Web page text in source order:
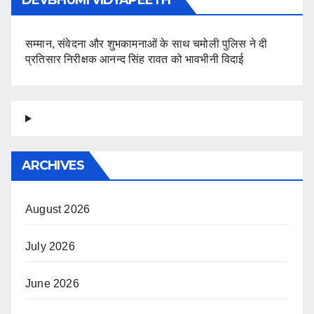
सम्मान, संवेदना और शुभकामनाओं के साथ चमोली पुलिस ने दी
प्रतिसार निरीक्षक आनन्द सिंह रावत को भावभीनी विदाई
ARCHIVES
August 2026
July 2026
June 2026